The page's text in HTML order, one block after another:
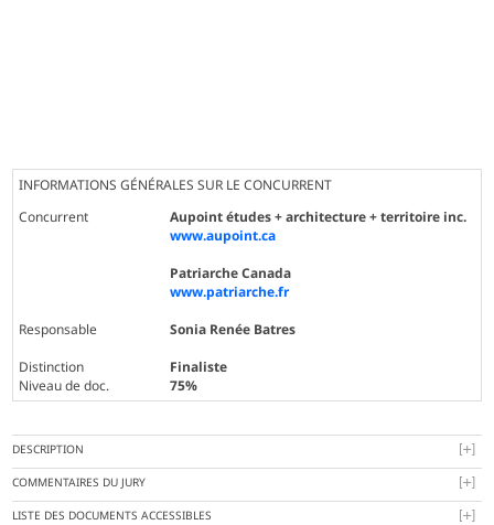
INFORMATIONS GÉNÉRALES SUR LE CONCURRENT
Concurrent
Aupoint études + architecture + territoire inc.
www.aupoint.ca
Patriarche Canada
www.patriarche.fr
Responsable
Sonia Renée Batres
Distinction
Finaliste
Niveau de doc.
75%
DESCRIPTION
COMMENTAIRES DU JURY
LISTE DES DOCUMENTS ACCESSIBLES